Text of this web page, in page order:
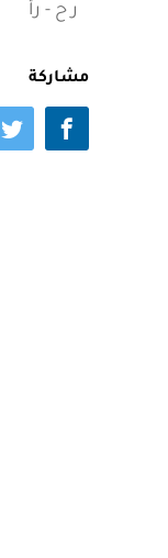
ر ح - رأ
مشاركة